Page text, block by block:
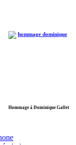
Hommage à Dominique Gallet